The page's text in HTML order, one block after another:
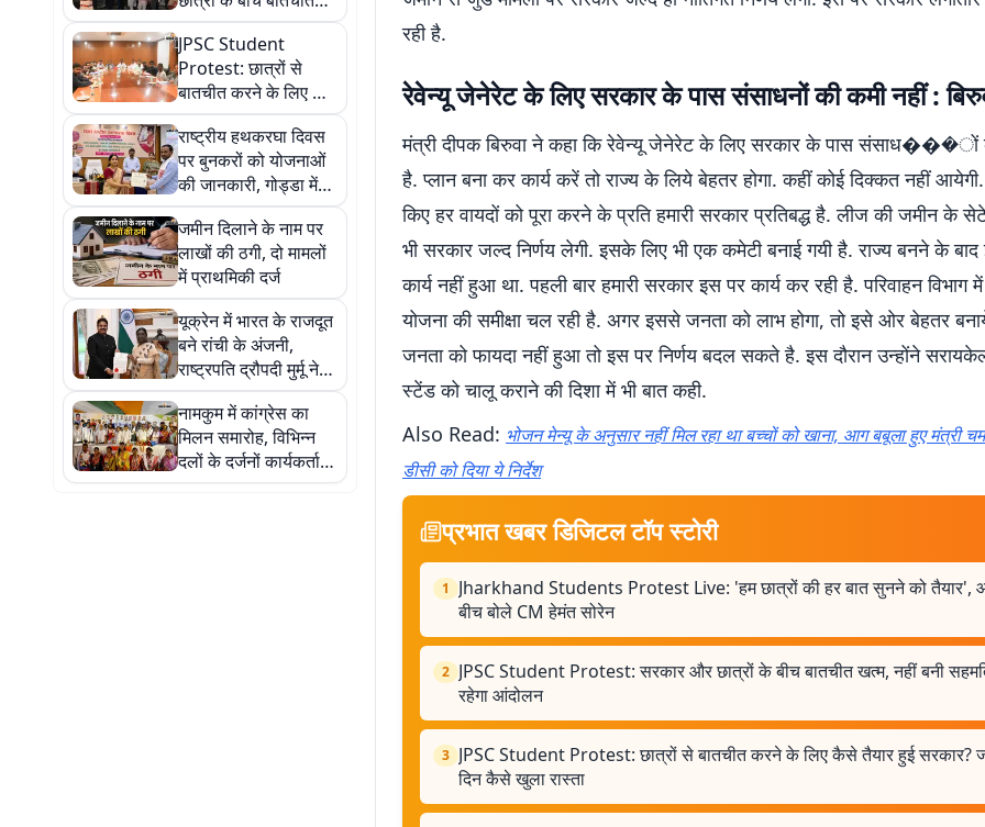
खत्म, नहीं बनी सहमति,
जारी रहेगा आंदोलन
JPSC Student
Protest: छात्रों से
बातचीत करने के लिए कैसे
तैयार हुई सरकार? जानें
14वें दिन कैसे खुला रास्ता
राष्ट्रीय हथकरघा दिवस
पर बुनकरों को योजनाओं
की जानकारी, गोड्डा में
प्रशिक्षण केंद्र का
उद्घाटन
जमीन दिलाने के नाम पर
लाखों की ठगी, दो मामलों
में प्राथमिकी दर्ज
यूक्रेन में भारत के राजदूत
बने रांची के अंजनी,
राष्ट्रपति द्रौपदी मुर्मू ने
सौंपा नियुक्ति पत्र
नामकुम में कांग्रेस का
मिलन समारोह, विभिन्न
दलों के दर्जनों कार्यकर्ता
पार्टी में शामिल
रही है.
रेवेन्यू जेनेरेट के लिए सरकार के पास संसाधनों की कमी नहीं :
मंत्री दीपक बिरुवा ने कहा कि रेवेन्यू जेनेरेट के लिए सरकार के पास संसाध���ों
है. प्लान बना कर कार्य करें तो राज्य के लिये बेहतर होगा. कहीं कोई दिक्कत नहीं
किए हर वायदों को पूरा करने के प्रति हमारी सरकार प्रतिबद्ध है. लीज की जमीन के
भी सरकार जल्द निर्णय लेगी. इसके लिए भी एक कमेटी बनाई गयी है. राज्य बनने के बाद
कार्य नहीं हुआ था. पहली बार हमारी सरकार इस पर कार्य कर रही है. परिवाहन विभाग में
योजना की समीक्षा चल रही है. अगर इससे जनता को लाभ होगा, तो इसे ओर बेहतर
जनता को फायदा नहीं हुआ तो इस पर निर्णय बदल सकते है. इस दौरान उन्होंने
स्टेंड को चालू कराने की दिशा में भी बात कही.
Also Read: भोजन मेन्यू के अनुसार नहीं मिल रहा था बच्चों को खाना, आग बबूला हुए मंत्री
डीसी को दिया ये निर्देश
प्रभात खबर डिजिटल टॉप स्टोरी
1
Jharkhand Students Protest Live: 'हम छात्रों की हर बात सुनने को तैयार',
बीच बोले CM हेमंत सोरेन
2 JPSC Student Protest: सरकार और छात्रों के बीच बातचीत खत्म, नहीं बनी
रहेगा आंदोलन
3 JPSC Student Protest: छात्रों से बातचीत करने के लिए कैसे तैयार हुई सरकार?
दिन कैसे खुला रास्ता